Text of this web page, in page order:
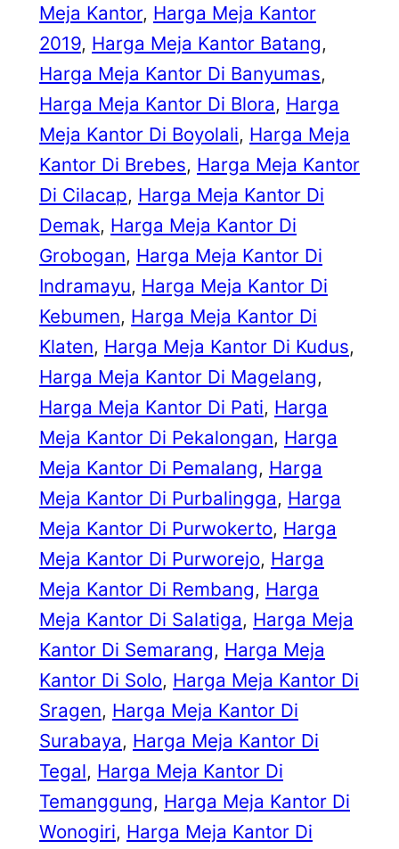
Meja Kantor, Harga Meja Kantor
2019, Harga Meja Kantor Batang
Harga Meja Kantor Di Banyumas
Harga Meja Kantor Di Blora, Harga
Meja Kantor Di Boyolali, Harga Meja
Kantor Di Brebes, Harga Meja Kantor
Di Cilacap, Harga Meja Kantor Di
Demak, Harga Meja Kantor Di
Grobogan, Harga Meja Kantor Di
Indramayu, Harga Meja Kantor Di
Kebumen, Harga Meja Kantor Di
Klaten, Harga Meja Kantor Di Kudus
Harga Meja Kantor Di Magelang
Harga Meja Kantor Di Pati, Harga
Meja Kantor Di Pekalongan, Harga
Meja Kantor Di Pemalang, Harga
Meja Kantor Di Purbalingga, Harga
Meja Kantor Di Purwokerto, Harga
Meja Kantor Di Purworejo, Harga
Meja Kantor Di Rembang, Harga
Meja Kantor Di Salatiga, Harga Meja
Kantor Di Semarang, Harga Meja
Kantor Di Solo, Harga Meja Kantor Di
Sragen, Harga Meja Kantor Di
Surabaya, Harga Meja Kantor Di
Tegal, Harga Meja Kantor Di
Temanggung, Harga Meja Kantor Di
Wonogiri, Harga Meja Kantor Di